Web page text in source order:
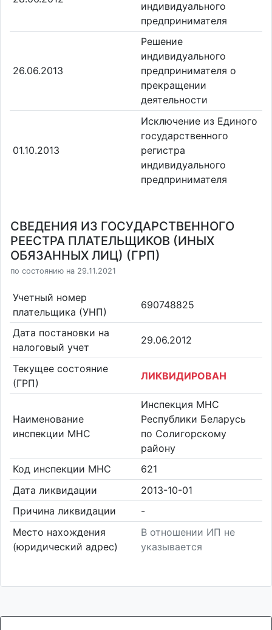
индивидуального
предпринимателя
26.06.2013
Решение
индивидуального
предпринимателя о
прекращении
деятельности
01.10.2013
Исключение из Единого
государственного
регистра
индивидуального
предпринимателя
СВЕДЕНИЯ ИЗ ГОСУДАРСТВЕННОГО
РЕЕСТРА ПЛАТЕЛЬЩИКОВ (ИНЫХ
ОБЯЗАННЫХ ЛИЦ) (ГРП)
по состоянию на 29.11.2021
Учетный номер
плательщика (УНП)
690748825
Дата постановки на
налоговый учет
29.06.2012
Текущее состояние
(ГРП)
ЛИКВИДИРОВАН
Наименование
инспекции МНС
Инспекция МНС
Республики Беларусь
по Солигорскому
району
Код инспекции МНС
621
Дата ликвидации
2013-10-01
Причина ликвидации
-
Место нахождения
(юридический адрес)
В отношении ИП не
указывается